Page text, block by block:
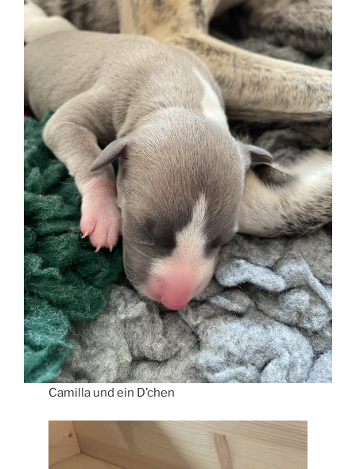
Camilla und ein D’chen